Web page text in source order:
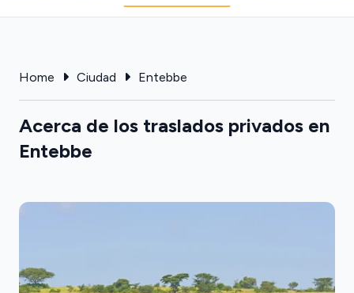
Home Ciudad Entebbe
Acerca de los traslados privados en
Entebbe